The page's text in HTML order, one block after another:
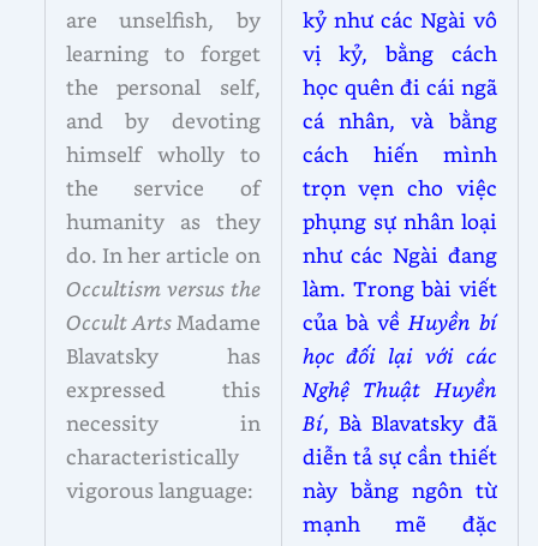
are unselfish, by
learning to forget
the personal self,
and by devoting
himself wholly to
the service of
humanity as they
do. In her article on
Occultism versus the
Occult ArtsMadame
Blavatsky has
expressed this
necessity in
characteristically
vigorous language:
kỷ như các Ngài vô
vị kỷ, bằng cách
học quên đi cái ngã
cá nhân, và bằng
cách hiến mình
trọn vẹn cho việc
phụng sự nhân loại
như các Ngài đang
làm. Trong bài viết
của bà về Huyền bí
học đối lại với các
Nghệ Thuật Huyền
Bí, Bà Blavatsky đã
diễn tả sự cần thiết
này bằng ngôn từ
mạnh mẽ đặc